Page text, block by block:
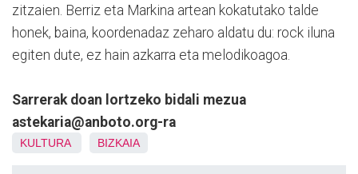
zitzaien. Berriz eta Markina artean kokatutako talde
honek, baina, koordenadaz zeharo aldatu du: rock iluna
egiten dute, ez hain azkarra eta melodikoagoa.
Sarrerak doan lortzeko bidali mezua
astekaria@anboto.org-ra
KULTURA BIZKAIA